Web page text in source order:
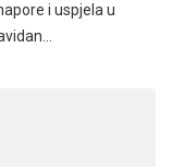
i uspjela u